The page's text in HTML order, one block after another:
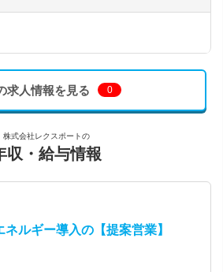
求人情報を見る 0
株式会社レクスポートの
収・給与情報
ルギー導入の【提案営業】